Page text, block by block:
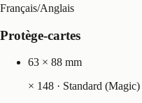
Français/Anglais
Protège-cartes
63 × 88 mm
× 148 · Standard (Magic)